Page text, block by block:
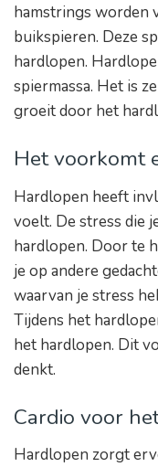
hamstrings worden
buikspieren. Deze
hardlopen.
spiermassa. Het is
groeit door het
Het voorkomt
Hardlopen heeft
voelt. De stress die
hardlopen. Door te
je op andere
waarvan je stress
Tijdens het
het hardlopen. Dit
denkt.
Cardio voor
Hardlopen zorgt